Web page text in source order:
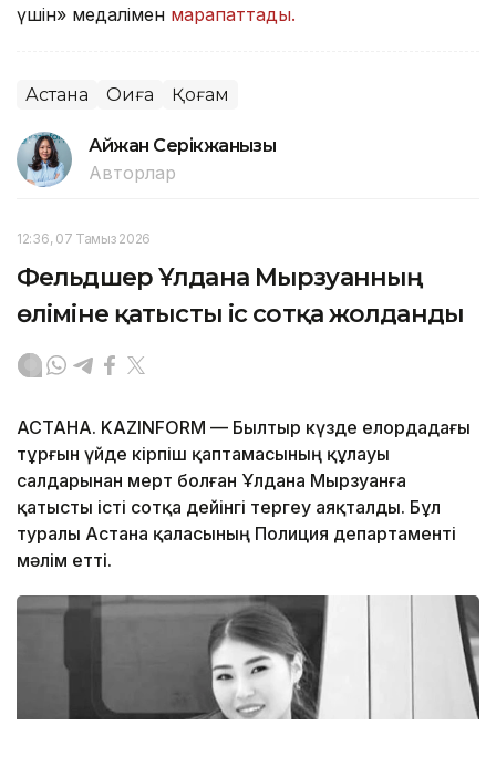
үшін» медалімен марапаттады.
Астана Оқиға Қоғам
Айжан Серікжанқызы
Авторлар
12:36, 07 Тамыз 2026
Фельдшер Ұлдана Мырзуанның
өліміне қатысты іс сотқа жолданды
АСТАНА. KAZINFORM — Былтыр күзде елордадағы
тұрғын үйде кірпіш қаптамасының құлауы
салдарынан мерт болған Ұлдана Мырзуанға
қатысты істі сотқа дейінгі тергеу аяқталды. Бұл
туралы Астана қаласының Полиция департаменті
мәлім етті.